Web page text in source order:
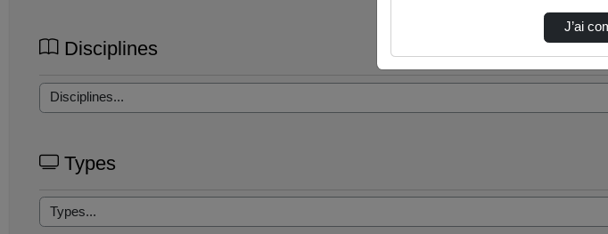
Disciplines
Types
J’ai